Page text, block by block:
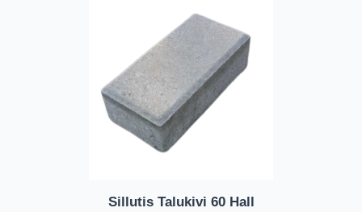
Sillutis Talukivi 60 Hall